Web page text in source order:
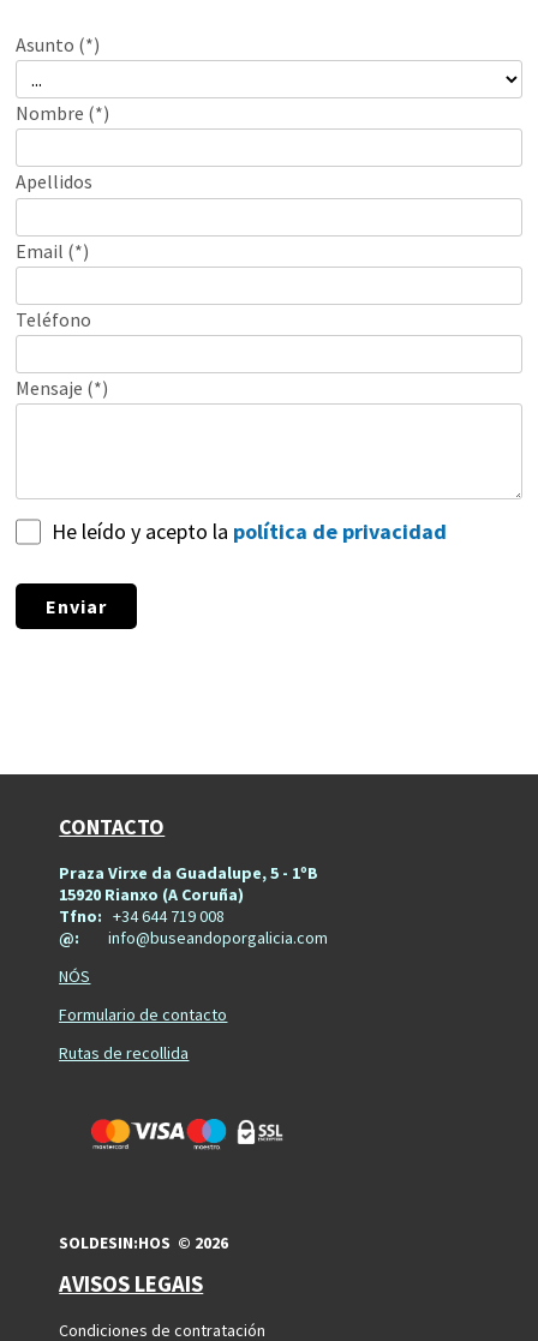
Asunto (*)
Nombre (*)
Apellidos
Email (*)
Teléfono
Mensaje (*)
He leído y acepto la política de privacidad
Enviar
CONTACTO
Praza Virxe da Guadalupe, 5 - 1ºB
15920 Rianxo (A Coruña)
Tfno:+34 644 719 008
@:info@buseandoporgalicia.com
NÓS
Formulario de contacto
Rutas de recollida
SOLDESIN:HOS © 2026
AVISOS LEGAIS
Condiciones de contratación